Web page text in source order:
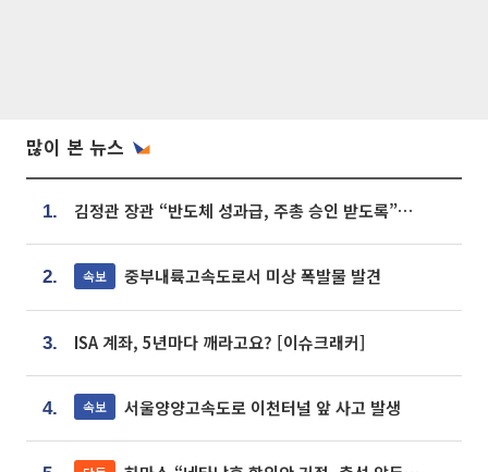
많이 본 뉴스
1. 김정관 장관 “반도체 성과급, 주총 승인 받도록”…상법·자본시장법 개정 시사
2. 속보 중부내륙고속도로서 미상 폭발물 발견
3. ISA 계좌, 5년마다 깨라고요? [이슈크래커]
4. 속보 서울양양고속도로 이천터널 앞 사고 발생